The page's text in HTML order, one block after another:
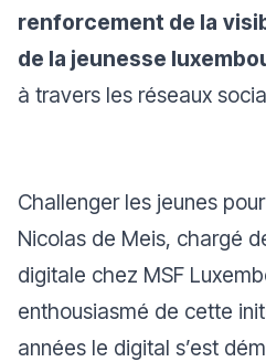
renforcement de la
de la jeunesse
à travers les réseaux
Challenger les jeunes
Nicolas de Meis, chargé
digitale chez MSF
enthousiasmé de cette
années le digital s’est